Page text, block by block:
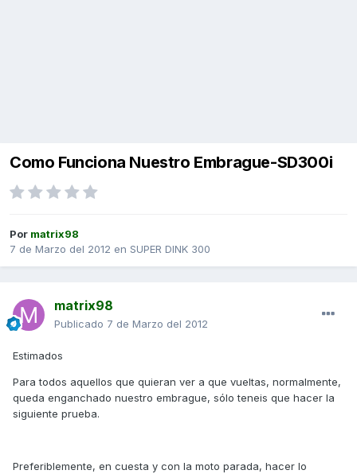
Como Funciona Nuestro Embrague-SD300i
Por matrix98
7 de Marzo del 2012 en SUPER DINK 300
matrix98
Publicado 7 de Marzo del 2012
Estimados
Para todos aquellos que quieran ver a que vueltas, normalmente,
queda enganchado nuestro embrague, sólo teneis que hacer la
siguiente prueba.
Preferiblemente, en cuesta y con la moto parada, hacer lo